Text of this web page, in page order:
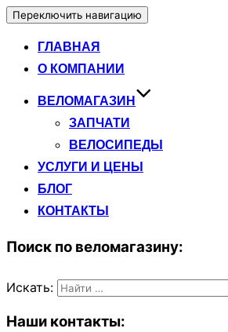
Переключить навигацию
ГЛАВНАЯ
О КОМПАНИИ
ВЕЛОМАГАЗИН
ЗАПЧАТИ
ВЕЛОСИПЕДЫ
УСЛУГИ И ЦЕНЫ
БЛОГ
КОНТАКТЫ
Поиск по веломагазину:
Искать:
Наши контакты: